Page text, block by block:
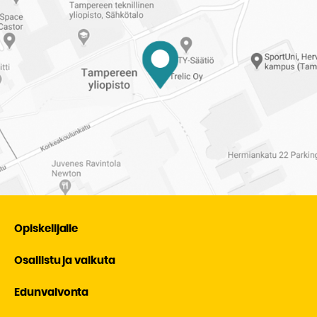
Opiskelijalle
Osallistu ja vaikuta
Edunvalvonta